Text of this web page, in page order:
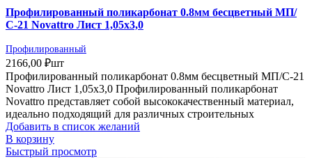
Профилированный поликарбонат 0.8мм бесцветный МП/
С-21 Novattro Лист 1,05х3,0
Профилированный
2166,00 ₽шт
Профилированный поликарбонат 0.8мм бесцветный МП/С-21
Novattro Лист 1,05х3,0 Профилированный поликарбонат
Novattro представляет собой высококачественный материал,
идеально подходящий для различных строительных
Добавить в список желаний
В корзину
Быстрый просмотр